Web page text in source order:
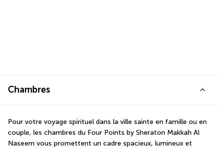
Chambres
Pour votre voyage spirituel dans la ville sainte en famille ou en
couple, les chambres du Four Points by Sheraton Makkah Al
Naseem vous promettent un cadre spacieux, lumineux et